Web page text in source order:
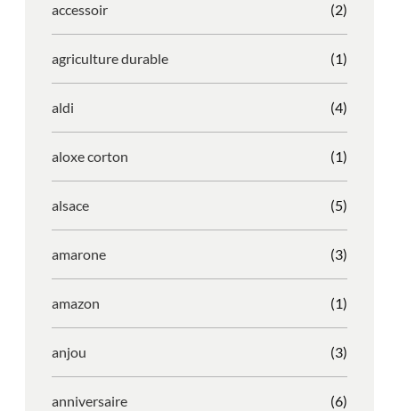
accessoir (2)
agriculture durable (1)
aldi (4)
aloxe corton (1)
alsace (5)
amarone (3)
amazon (1)
anjou (3)
anniversaire (6)